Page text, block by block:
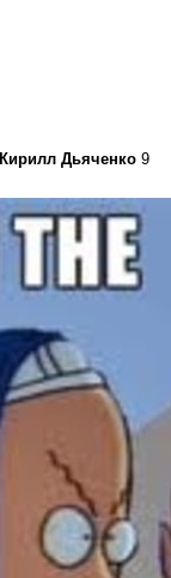
Кирилл Дьяченко 9